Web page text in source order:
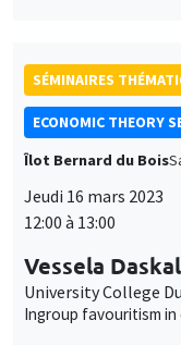
SÉMINAIRES
ECONOMIC THEORY
Îlot Bernard du Bois
Jeudi 16 mars 2023
12:00 à 13:00
Vessela
University College
Ingroup favouritism